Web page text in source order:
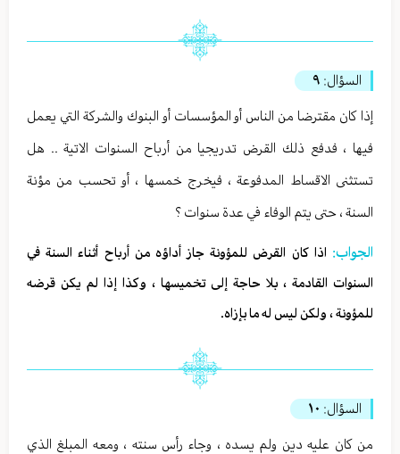
السؤال: ٩
إذا كان مقترضا من الناس أو المؤسسات أو البنوك والشركة التي يعمل
فيها ، فدفع ذلك القرض تدريجيا من أرباح السنوات الاتية .. هل
تستثنى الاقساط المدفوعة ، فيخرج خمسها ، أو تحسب من مؤنة
السنة ، حتى يتم الوفاء في عدة سنوات ؟
الجواب: اذا كان القرض للمؤونة جاز أداؤه من أرباح أثناء السنة في
السنوات القادمة ، بلا حاجة إلى تخميسها ، وكذا إذا لم يكن قرضه
للمؤونة ، ولكن ليس له ما بإزاه.
السؤال: ١٠
من كان عليه دين ولم يسده ، وجاء رأس سنته ، ومعه المبلغ الذي